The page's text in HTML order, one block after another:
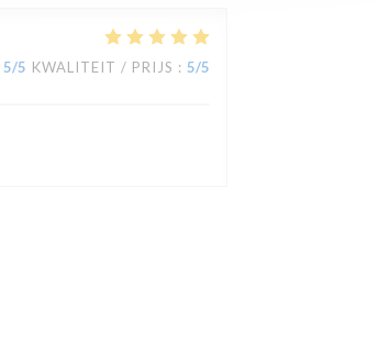
5/5 KWALITEIT / PRIJS : 5/5